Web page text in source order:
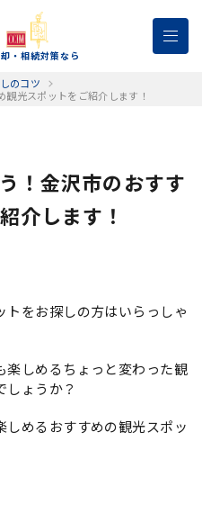
・相続対策なら
のコツ
光スポットをご紹介します！
！金沢市のおすす
介します！
をお探しの方はいらっしゃ
楽しめるちょっと変わった観
ょうか？
めるおすすめの観光スポッ